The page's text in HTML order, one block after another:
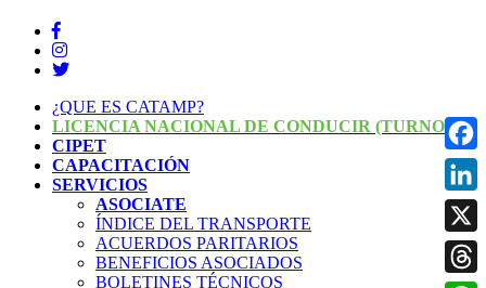
¿QUE ES CATAMP?
LICENCIA NACIONAL DE CONDUCIR (TURNOS)
CIPET
CAPACITACIÓN
SERVICIOS
ASOCIATE
ÍNDICE DEL TRANSPORTE
ACUERDOS PARITARIOS
BENEFICIOS ASOCIADOS
BOLETINES TÉCNICOS
X